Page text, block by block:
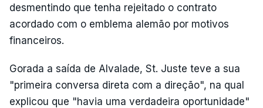
desmentindo que tenha rejeitado o contrato
acordado com o emblema alemão por motivos
financeiros.
Gorada a saída de Alvalade, St. Juste teve a sua
"primeira conversa direta com a direção", na qual
explicou que "havia uma verdadeira oportunidade"